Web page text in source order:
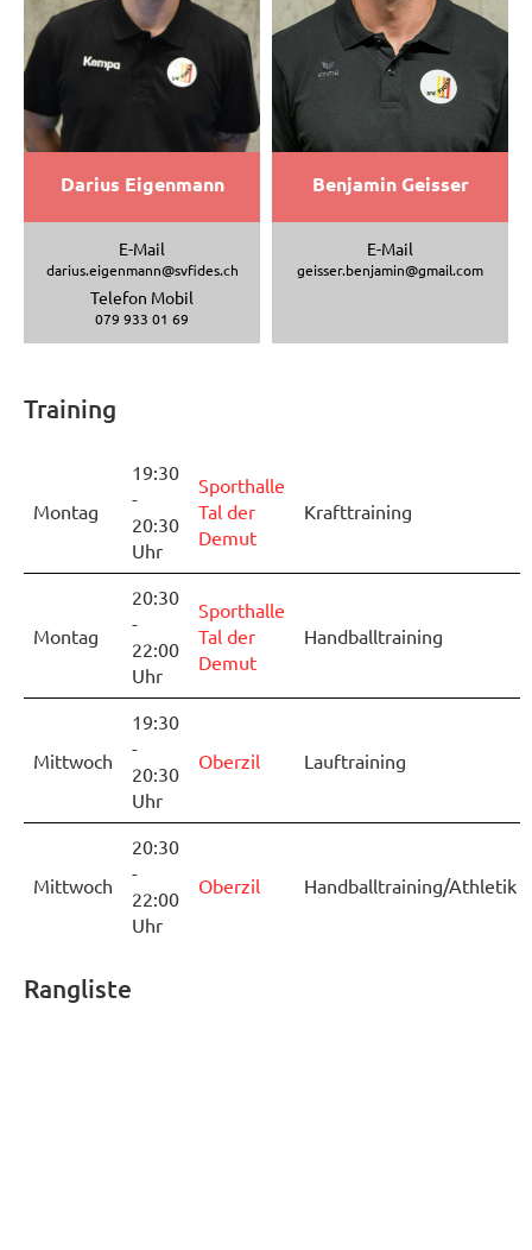
Darius Eigenmann
E-Mail
darius.eigenmann@svfides.ch
Telefon Mobil
079 933 01 69
Benjamin Geisser
E-Mail
geisser.benjamin@gmail.com
Training
Montag
19:30
-
20:30
Uhr
Sporthalle
Tal der
Demut
Krafttraining
Montag
20:30
-
22:00
Uhr
Sporthalle
Tal der
Demut
Handballtraining
Mittwoch
19:30
-
20:30
Uhr
Oberzil Lauftraining
Mittwoch
20:30
-
22:00
Uhr
Oberzil Handballtraining/Athletik
Rangliste